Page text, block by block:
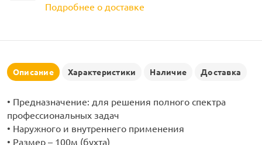
Подробнее о доставке
Описание Характеристики Наличие Доставка
• Предназначение: для решения полного спектра
профессиональных задач
• Наружного и внутреннего применения
• Размер – 100м (бухта)